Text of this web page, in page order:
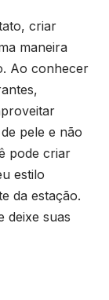
criar
maneira
Ao conhecer
pele e não
pode criar
estilo
da estação.
deixe suas